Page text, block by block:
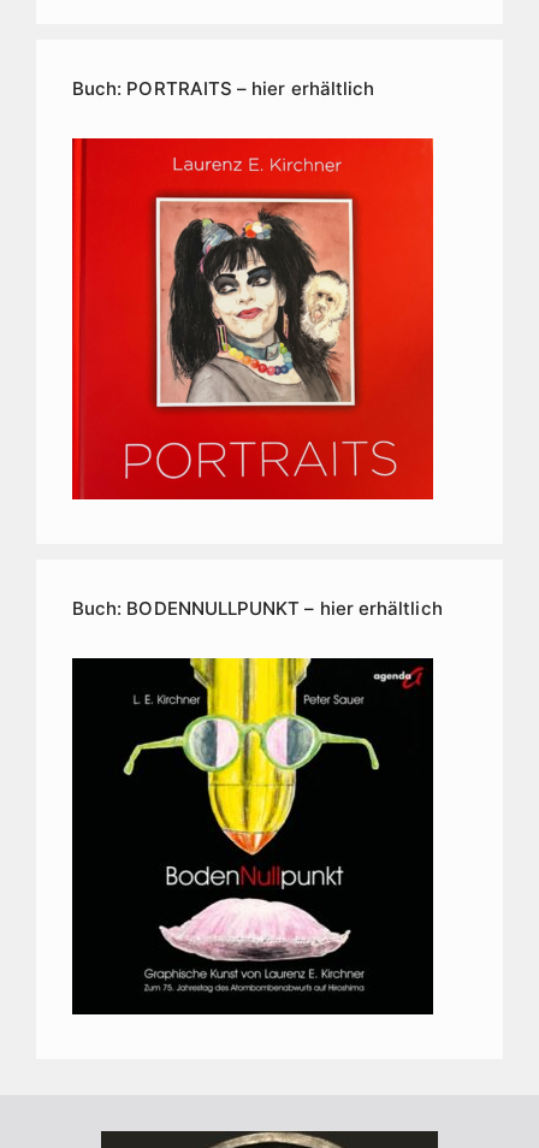
Buch: PORTRAITS – hier erhältlich
Buch: BODENNULLPUNKT – hier erhältlich